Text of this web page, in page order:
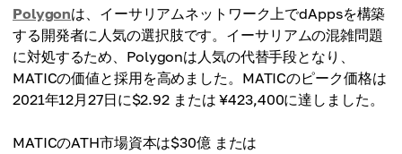
Polygonは、イーサリアムネットワーク上でdAppsを構築
する開発者に人気の選択肢です。イーサリアムの混雑問題
に対処するため、Polygonは人気の代替手段となり、
MATICの価値と採用を高めました。MATICのピーク価格は
2021年12月27日に$2.92 または ¥423,400に達しました。
MATICのATH市場資本は$30億 または